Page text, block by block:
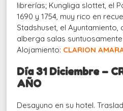
librerías; Kungliga slottet, el
1690 y 1754, muy rico en
Stadshuset, el
alberga salas
Alojamiento: CLARION
Día 31 Diciembre –
AÑO
Desayuno en su hotel.